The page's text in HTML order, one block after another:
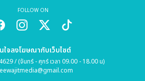
FOLLOW ON
ใจลงโฆษณากับเว็บไซต์
/ (จันทร์ - ศุกร์ เวลา 09.00 - 18.00 น)